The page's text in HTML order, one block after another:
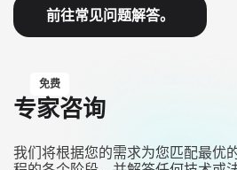
前往常见问题解答。
免费
专家咨询
我们将根据您的需求为您匹配最优